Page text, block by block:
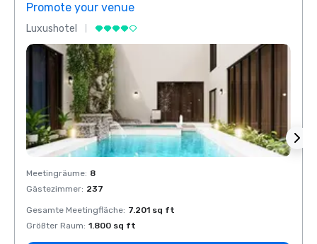
Promote your venue
Luxushotel
Meetingräume: 8
Gästezimmer: 237
Gesamte Meetingfläche: 7.201 sq ft
Größter Raum: 1.800 sq ft